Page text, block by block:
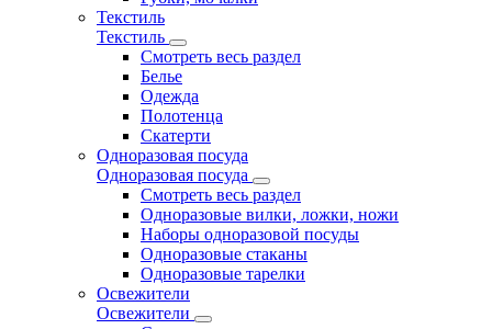
Текстиль
Текстиль
Смотреть весь раздел
Белье
Одежда
Полотенца
Скатерти
Одноразовая посуда
Одноразовая посуда
Смотреть весь раздел
Одноразовые вилки, ложки, ножи
Наборы одноразовой посуды
Одноразовые стаканы
Одноразовые тарелки
Освежители
Освежители